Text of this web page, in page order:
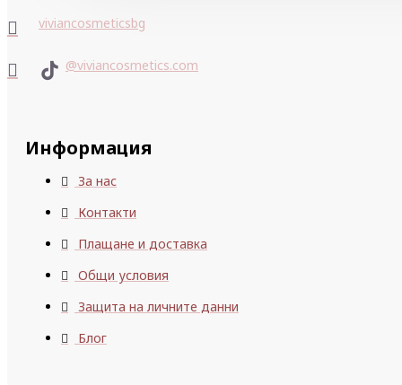
viviancosmeticsbg
@viviancosmetics.com
Информация
За нас
Контакти
Плащане и доставка
Общи условия
Защита на личните данни
Блог